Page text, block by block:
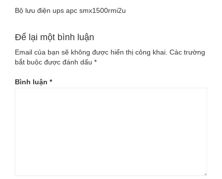
Bộ lưu điện ups apc smx1500rmi2u
Để lại một bình luận
Email của bạn sẽ không được hiển thị công khai. Các trường
bắt buộc được đánh dấu *
Bình luận *